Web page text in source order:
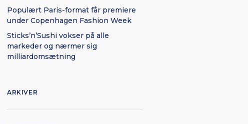
Populært Paris-format får premiere
under Copenhagen Fashion Week
Sticks’n’Sushi vokser på alle
markeder og nærmer sig
milliardomsætning
ARKIVER